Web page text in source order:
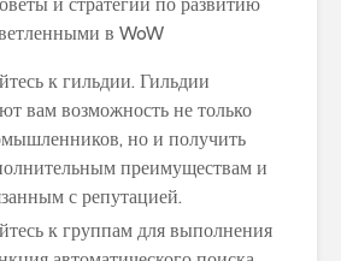
к гильдии. Гильдии
вам возможность не только
но и получить
преимуществам и
с репутацией.
к группам для выполнения